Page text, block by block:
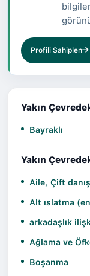
Profili Sahiplen
Yakın
Bayraklı
Yakın
Aile, Çift
Alt ıslatma
arkadaşlık
Ağlama ve
Boşanma